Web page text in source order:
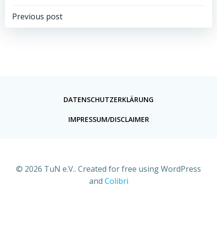
Previous post
DATENSCHUTZERKLÄRUNG
IMPRESSUM/DISCLAIMER
© 2026 TuN e.V.. Created for free using WordPress
and Colibri